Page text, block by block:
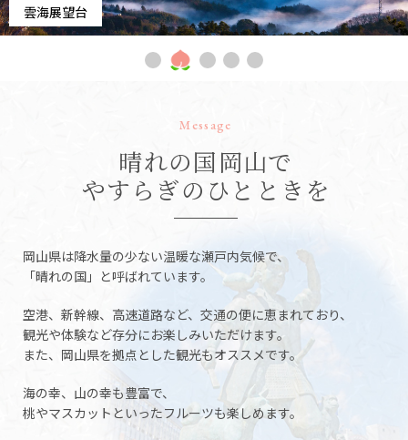
雲海展望台
Message
晴れの国岡山で
やすらぎのひとときを
岡山県は降水量の少ない温暖な瀬戸内気候で、
「晴れの国」と呼ばれています。
空港、新幹線、高速道路など、交通の便に恵まれており、
観光や体験など存分にお楽しみいただけます。
また、岡山県を拠点とした観光もオススメです。
海の幸、山の幸も豊富で、
桃やマスカットといったフルーツも楽しめます。